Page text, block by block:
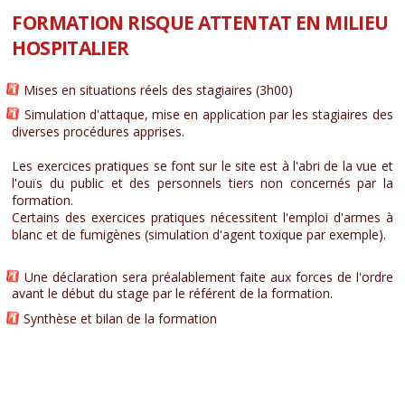
FORMATION RISQUE ATTENTAT EN MILIEU
HOSPITALIER
Mises en situations réels des stagiaires (3h00)
Simulation d'attaque, mise en application par les stagiaires des
diverses procédures apprises.
Les exercices pratiques se font sur le site est à l'abri de la vue et
l'ouïs du public et des personnels tiers non concernés par la
formation.
Certains des exercices pratiques nécessitent l'emploi d'armes à
blanc et de fumigènes (simulation d'agent toxique par exemple).
Une déclaration sera préalablement faite aux forces de l'ordre
avant le début du stage par le référent de la formation.
Synthèse et bilan de la formation